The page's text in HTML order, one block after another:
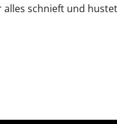
alles schnieft und